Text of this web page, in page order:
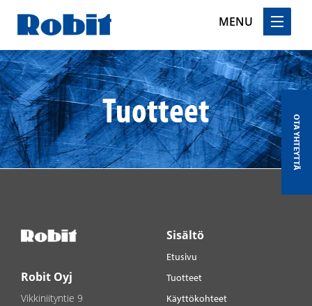
MENU
Skip
to
content
Tuotteet
OTA YHTEYTTÄ
Robit Oyj
Vikkiniityntie 9
Sisältö
Etusivu
Tuotteet
Käyttökohteet